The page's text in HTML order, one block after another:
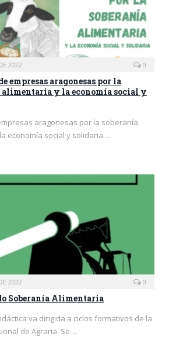
2022 0
empresas aragonesas por la
alimentaria y la economía social y
aragonesas por la soberanía
economía social y solidaria…
2022 0
Soberanía Alimentaria
va dirigida a ciclos formativos de la
de Agraria. Se…